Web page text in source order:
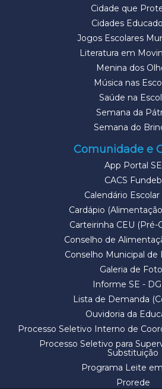
Cidade que
Cidades
Jogos Escolares
Literatura em
Menina dos
Música nas
Saúde na
Semana da
Semana do
Comunidade e
App Portal SE
CACS Fundeb
Calendário Escolar
Cardápio
Carteirinha CEU (Pré-
Conselho de
Conselho Municipal de
Galeria de
Informe SE -
Lista de Demanda
Ouvidoria da
Processo Seletivo Interno de
Processo Seletivo para
Substituição
Programa Leite
Prorede